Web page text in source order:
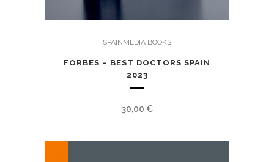
SPAINMEDIA BOOKS
FORBES – BEST DOCTORS SPAIN
2023
30,00 €